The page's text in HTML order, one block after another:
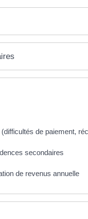
de paiement,
secondaires
de revenus annuelle